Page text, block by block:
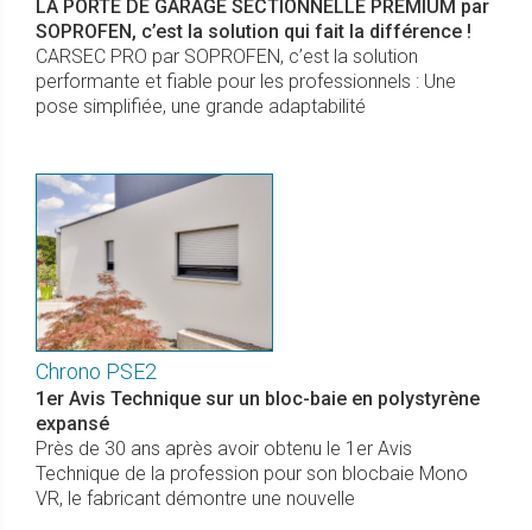
LA PORTE DE GARAGE SECTIONNELLE PREMIUM par
SOPROFEN, c’est la solution qui fait la différence !
CARSEC PRO par SOPROFEN, c’est la solution
performante et fiable pour les professionnels : Une
pose simplifiée, une grande adaptabilité
Chrono PSE2
1er Avis Technique sur un bloc-baie en polystyrène
expansé
Près de 30 ans après avoir obtenu le 1er Avis
Technique de la profession pour son blocbaie Mono
VR, le fabricant démontre une nouvelle